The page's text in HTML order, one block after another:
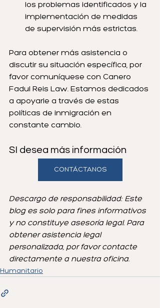
los problemas identificados y la
implementación de medidas
de supervisión más estrictas.
Para obtener más asistencia o
discutir su situación específica, por
favor comuníquese con Canero
Fadul Reis Law. Estamos dedicados
a apoyarle a través de estas
políticas de inmigración en
constante cambio.
SI desea más información
CONTÁCTANOS
Descargo de responsabilidad: Este
blog es solo para fines informativos
y no constituye asesoría legal. Para
obtener asistencia legal
personalizada, por favor contacte
directamente a nuestra oficina.
Humanitario